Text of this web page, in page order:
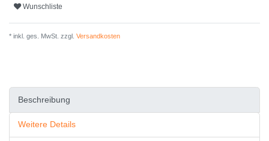
Wunschliste
* inkl. ges. MwSt. zzgl. Versandkosten
Beschreibung
Weitere Details